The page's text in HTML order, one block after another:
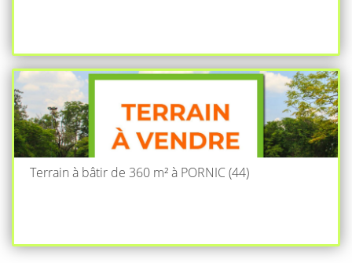
Terrain à bâtir de 360 m² à PORNIC (44)